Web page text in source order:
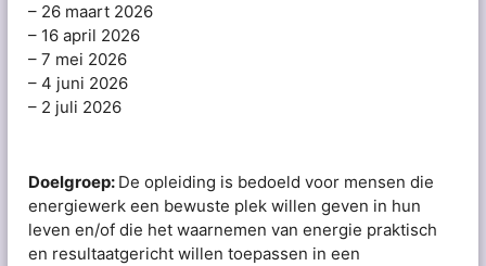
– 26 maart 2026
– 16 april 2026
– 7 mei 2026
– 4 juni 2026
– 2 juli 2026
Doelgroep: De opleiding is bedoeld voor mensen die
energiewerk een bewuste plek willen geven in hun
leven en/of die het waarnemen van energie praktisch
en resultaatgericht willen toepassen in een